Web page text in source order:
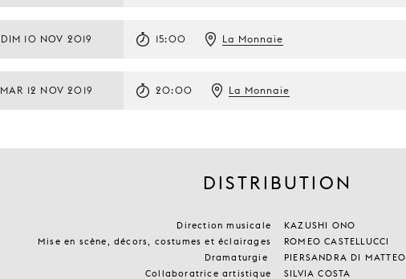
DIM 10 NOV 2019 15:00 La Monnaie
MAR 12 NOV 2019 20:00 La Monnaie
DISTRIBUTION
Direction musicale
KAZUSHI ONO
Mise en scène, décors, costumes et éclairages
ROMEO CASTELLUCCI
Dramaturgie
PIERSANDRA DI MATTEO
Collaboratrice artistique
SILVIA COSTA